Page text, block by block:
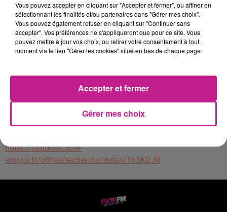
livraison.
Pour mener à bien les missions de ce poste, nous
recherchons les qualités suivantes :
- Vous êtes titulaire des CACES 1 et 3 avec une expérience
- Vous êtes sérieux, motivé et vous souhaitez évoluer dans
une entreprise à taille humaine -
Vous êtes rigoureux et organisé
- Poste avec manutention - Horaire de journée
https://candidat.pole-
emploi.fr/offres/recherche/detail/163KDJR
Vous pouvez accepter en cliquant sur "Accepter et fermer", ou affiner en
sélectionnant les finalités et/ou partenaires dans "Gérer mes choix".
Vous pouvez également refuser en cliquant sur "Continuer sans
accepter". Vos préférences ne s'appliqueront que pour ce site. Vous
pouvez mettre à jour vos choix, ou retirer votre consentement à tout
moment via le lien "Gérer les cookies" situé en bas de chaque page.
Gérer mes choix
Accepter et fermer